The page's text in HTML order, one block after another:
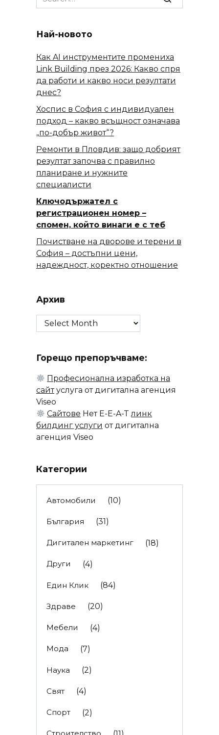
for:
Най-новото
Как AI инструментите промениха
Link Building през 2026: Какво спря
да работи и какво носи резултати
днес?
Хоспис в София с индивидуален
подход – какво всъщност означава
„по-добър живот“?
Ремонти в Пловдив: защо добрият
резултат започва с правилно
планиране и нужните
специалисти
Ключодържател с
регистрационен номер –
спомен, който винаги е с теб
Почистване на дворове и терени в
София – достъпни цени,
надеждност, коректно отношение
Архив
Архив
Горещо препоръчваме:
Професионална изработка на
сайтуслуга от дигитална агенция
Viseo
Сайтове Нет E-E-A-Tлинк
билдинг услуги от дигитална
агенция Viseo
Категории
Автомобили (10)
България (31)
Дигитален маркетинг (18)
Други (4)
Един Клик (84)
Здраве (20)
Мебели (4)
Мода (7)
Наука (2)
Свят (4)
Спорт (2)